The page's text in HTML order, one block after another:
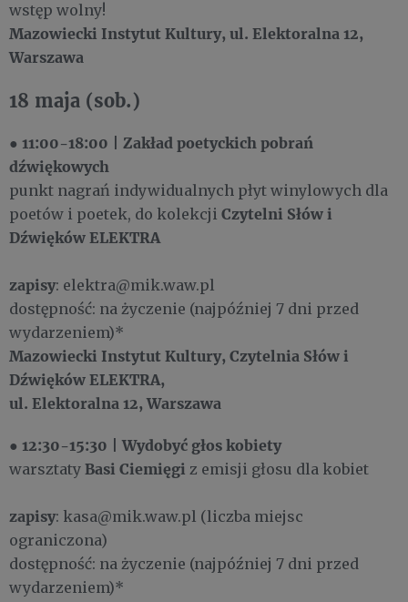
wstęp wolny!
Mazowiecki Instytut Kultury, ul. Elektoralna 12,
Warszawa
18 maja (sob.)
● 11:00-18:00
Zakład poetyckich pobrań
dźwiękowych
punkt nagrań indywidualnych płyt winylowych dla
poetów i poetek, do kolekcji Czytelni Słów i
Dźwięków ELEKTRA
zapisy: elektra@mik.waw.pl
dostępność: na życzenie (najpóźniej 7 dni przed
wydarzeniem)*
Mazowiecki Instytut Kultury, Czytelnia Słów i
Dźwięków ELEKTRA,
ul. Elektoralna 12, Warszawa
● 12:30-15:30 |Wydobyć głos kobiety
warsztaty Basi Ciemięgi z emisji głosu dla kobiet
zapisy: kasa@mik.waw.pl (liczba miejsc
ograniczona)
dostępność: na życzenie (najpóźniej 7 dni przed
wydarzeniem)*